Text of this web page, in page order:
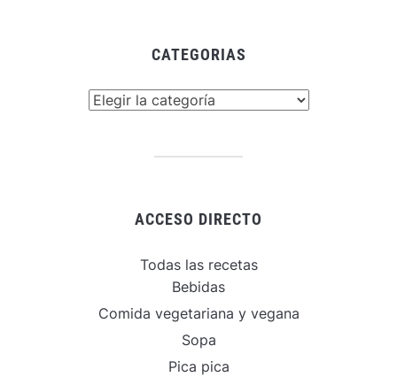
CATEGORIAS
ACCESO DIRECTO
Todas las recetas
Bebidas
Comida vegetariana y vegana
Sopa
Pica pica